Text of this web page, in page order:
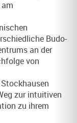
Budo-
an der
von
zur intuitiven
zu ihrem